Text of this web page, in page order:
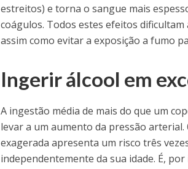
estreitos) e torna o sangue mais
coágulos. Todos estes efeitos
assim como evitar a exposição a fumo
Ingerir álcool em
A ingestão média de mais do que um
levar a um aumento da pressão
exagerada apresenta um risco três
independentemente da sua idade. É,